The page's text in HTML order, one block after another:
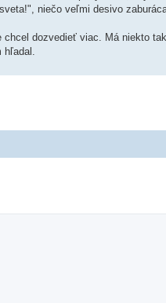
niečo veľmi desivo
dozvedieť viac. Má niekto
hľadal.